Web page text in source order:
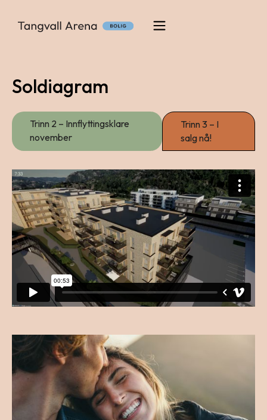
Soldiagram
Trinn 2 – Innflyttingsklare
november
Trinn 3 – I
salg nå!